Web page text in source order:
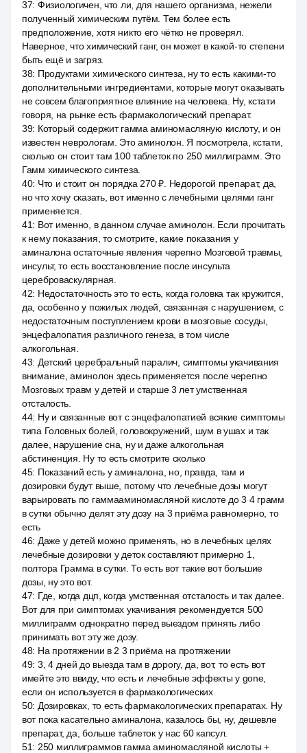
37: Физиологичен, что ли, для нашего организма, нежели
полученный химическим путём. Тем более есть
предположение, хотя никто его чётко не проверял.
Наверное, что химический ганг, он может в какой-то степени
быть ещё и загряз.
38: Продуктами химического синтеза, ну то есть какими-то
дополнительными ингредиентами, которые могут оказывать
не совсем благоприятное влияние на человека. Ну, кстати
говоря, на рынке есть фармакологический препарат.
39: Который содержит гамма аминомасляную кислоту, и он
известен неврологам. Это аминолон. Я посмотрела, кстати,
сколько он стоит там 100 таблеток по 250 миллиграмм. Это
Гамм химического синтеза.
40: Что и стоит он порядка 270 ₽. Недорогой препарат, да,
но что хочу сказать, вот именно с лечебными целями ганг
применяется.
41: Вот именно, в данном случае аминолон. Если прочитать
к нему показания, то смотрите, какие показания у
аминалона остаточные явления черепно Мозговой травмы,
инсульт, то есть восстановление после инсульта
цереброваскулярная.
42: Недостаточность это то есть, когда головка так кружится,
да, особенно у пожилых людей, связанная с нарушением, с
недостаточным поступлением крови в мозговые сосуды,
энцефалопатия различного генеза, в том числе
алкогольная.
43: Детский церебральный паралич, симптомы укачивания
внимание, аминолон здесь применяется после черепно
Мозговых травм у детей и старше 3 лет умственная
отсталость.
44: Ну и связанные вот с энцефалопатией всякие симптомы
типа Головных болей, головокружений, шум в ушах и так
далее, нарушение сна, ну и даже алкогольная
абстиненция. Ну то есть смотрите сколько
45: Показаний есть у аминалона, но, правда, там и
дозировки будут выше, потому что лечебные дозы могут
варьировать по гаммааминомасляной кислоте до 3 4 грамм
в сутки обычно делят эту дозу на 3 приёма равномерно, то
есть
46: Даже у детей можно применять, но в лечебных целях
лечебные дозировки у деток составляют примерно 1,
полтора Грамма в сутки. То есть вот такие вот большие
дозы, ну это вот.
47: Где, когда дцп, когда умственная отсталость и так далее.
Вот для при симптомах укачивания рекомендуется 500
миллиграмм однократно перед выездом принять либо
принимать вот эту же дозу.
48: На протяжении в 2 3 приёма на протяжении
49: 3, 4 дней до выезда там в дорогу, да, вот, то есть вот
имейте это ввиду, что есть и лечебные эффекты у gone,
если он используется в фармакологических
50: Дозировках, то есть фармакологических препаратах. Ну
вот пока касательно аминалона, казалось бы, ну, дешевле
препарат, да, больше таблеток у нас 60 капсул.
51: 250 миллиграммов гамма аминомасляной кислоты +